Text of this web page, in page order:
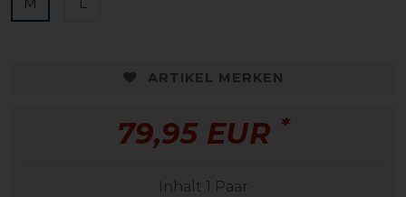
M L
ARTIKEL MERKEN
79,95 EUR *
Inhalt 1 Paar